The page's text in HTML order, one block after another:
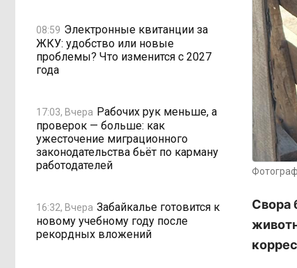
08:59 Электронные квитанции за
ЖКУ: удобство или новые
проблемы? Что изменится с 2027
года
17:03, Вчера Рабочих рук меньше, а
проверок — больше: как
ужесточение миграционного
законодательства бьёт по карману
работодателей
16:32, Вчера Забайкалье готовится к
новому учебному году после
рекордных вложений
Свора